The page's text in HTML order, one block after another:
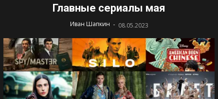
Главные сериалы мая
Иван Шапкин - 08.05.2023